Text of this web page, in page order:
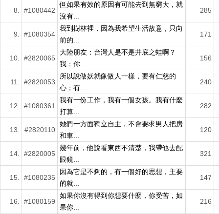
8. #1080442
但如果有效的原因有可能去到無窮大，就
沒有...
285
9. #1080354
我到樹林裡，因為我希望生活故意，只向
前的...
171
10. #2820065
大陸朋友：台灣人是不是井底之蛙啊？
我：你...
156
11. #2820053
所以說做妖就像做人一樣，要有仁慈的
心；有...
240
12. #1080361
我有一份工作，我有一個女孩。我有什麼
打算...
282
13. #2820110
她們一方面獨立自主，不會要求男人把房
和車...
120
14. #2820005
幾年前，他說看東西不清楚，我帶他去配
眼鏡...
321
15. #1080235
因為它是不夠的，有一個好的思想，主要
的就...
147
16. #1080159
如果你沒有得到你想要什麼，你受苦，如
果你...
216